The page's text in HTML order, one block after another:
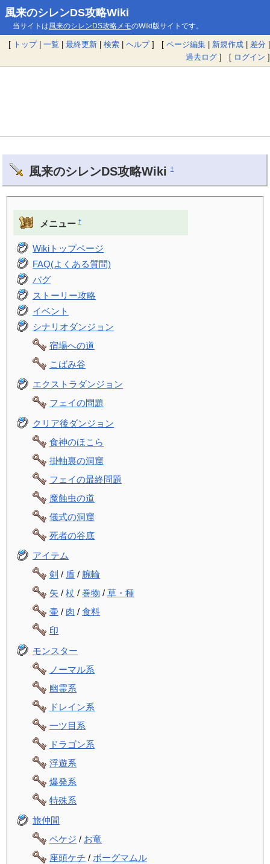
風来のシレンDS攻略Wiki
当サイトは風来のシレンDS攻略メモのWiki版サイトです。
[ トップ| 一覧 | 最終更新 | 検索 | ヘルプ] [ ページ編集 | 新規作成 | 差分 |
過去ログ ] [ ログイン ]
風来のシレンDS攻略Wiki †
メニュー †
Wikiトップページ
FAQ(よくある質問)
バグ
ストーリー攻略
イベント
シナリオダンジョン
宿場への道
こばみ谷
エクストラダンジョン
フェイの問題
クリア後ダンジョン
食神のほこら
掛軸裏の洞窟
フェイの最終問題
魔蝕虫の道
儀式の洞窟
死者の谷底
アイテム
剣 / 盾 / 腕輪
矢 /杖 /巻物 /草・種
壷 / 肉 /食料
印
モンスター
ノーマル系
幽霊系
ドレイン系
一ツ目系
ドラゴン系
浮遊系
爆発系
特殊系
旅仲間
ペケジ / お竜
座頭ケチ / ボーグマムル